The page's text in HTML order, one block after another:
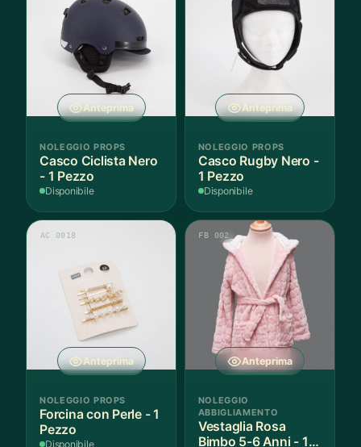
Anteprima
NOLEGGIO PROPS
Casco Ciclista Nero
- 1 Pezzo
Disponibile
Anteprima
NOLEGGIO PROPS
Casco Rugby Nero -
1 Pezzo
Disponibile
Anteprima
AC 0018
NOLEGGIO PROPS
Forcina con Perle - 1
Pezzo
Disponibile
Anteprima
FB 002
NOLEGGIO
ABBIGLIAMENTO
Vestaglia Rosa
Bimbo 5-6 Anni - 1